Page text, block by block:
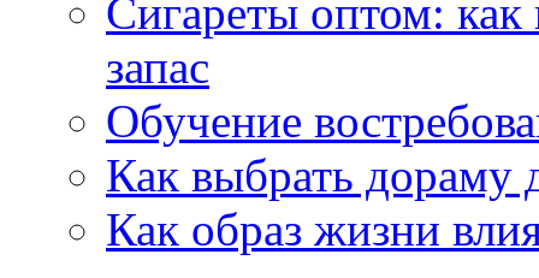
Сигареты оптом:
запас
Обучение
Как выбрать дораму
Как образ жизни